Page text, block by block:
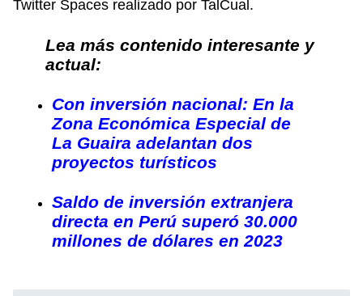
Twitter Spaces realizado por TalCual.
Lea más contenido interesante y
actual:
Con inversión nacional: En la
Zona Económica Especial de
La Guaira adelantan dos
proyectos turísticos
Saldo de inversión extranjera
directa en Perú superó 30.000
millones de dólares en 2023